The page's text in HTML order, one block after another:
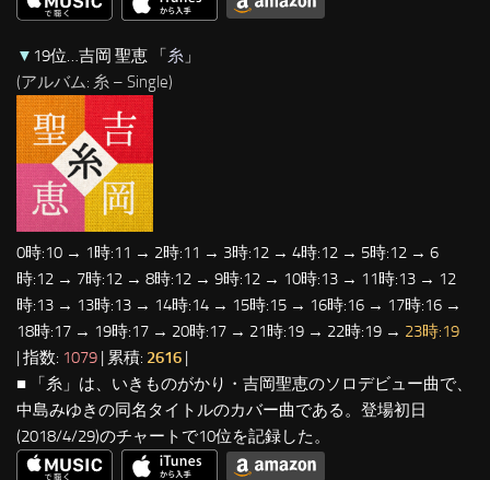
▼ 19位…吉岡 聖恵 「糸 」
(アルバム: 糸 – Single)
0時:10 → 1時:11 → 2時:11 → 3時:12 → 4時:12 → 5時:12 → 6
時:12 → 7時:12 → 8時:12 → 9時:12 → 10時:13 → 11時:13 → 12
時:13 → 13時:13 → 14時:14 → 15時:15 → 16時:16 → 17時:16 →
18時:17 → 19時:17 → 20時:17 → 21時:19 → 22時:19 → 23時:19
| 指数: 1079 | 累積: 2616 |
■ 「糸」は、いきものがかり・吉岡聖恵のソロデビュー曲で、
中島みゆきの同名タイトルのカバー曲である。登場初日
(2018/4/29)のチャートで10位を記録した。